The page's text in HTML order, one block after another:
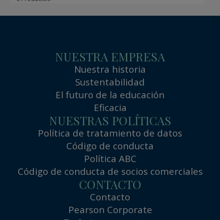
NUESTRA EMPRESA
Nuestra historia
Sustentabilidad
El futuro de la educación
Eficacia
NUESTRAS POLÍTICAS
Política de tratamiento de datos
Código de conducta
Política ABC
Código de conducta de socios comerciales
CONTACTO
Contacto
Pearson Corporate